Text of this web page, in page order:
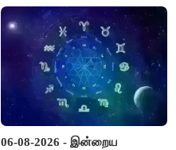
06-08-2026 - இன்றைய